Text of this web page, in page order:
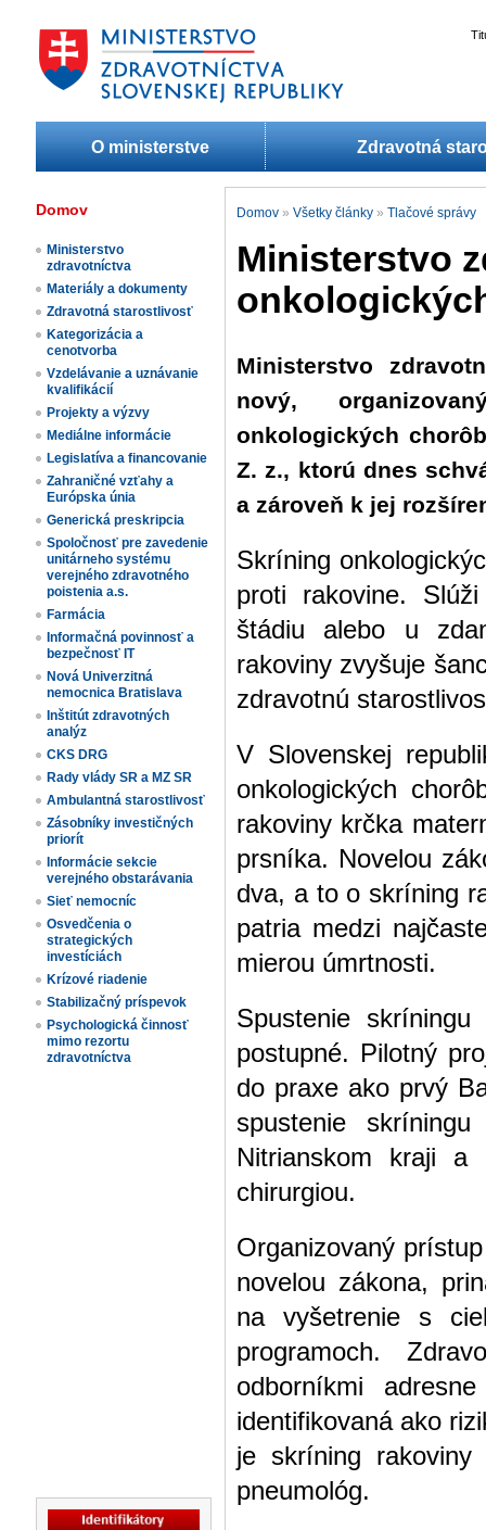
O ministerstve Zdravotná
Domov
Ministerstvo
zdravotníctva
Materiály a dokumenty
Zdravotná starostlivosť
Kategorizácia a
cenotvorba
Vzdelávanie a uznávanie
kvalifikácií
Projekty a výzvy
Mediálne informácie
Legislatíva a financovanie
Zahraničné vzťahy a
Európska únia
Generická preskripcia
Spoločnosť pre zavedenie
unitárneho systému
verejného zdravotného
poistenia a.s.
Farmácia
Informačná povinnosť a
bezpečnosť IT
Nová Univerzitná
nemocnica Bratislava
Inštitút zdravotných
analýz
CKS DRG
Rady vlády SR a MZ SR
Ambulantná starostlivosť
Zásobníky investičných
priorít
Informácie sekcie
verejného obstarávania
Sieť nemocníc
Osvedčenia o
strategických
investíciách
Krízové riadenie
Stabilizačný príspevok
Psychologická činnosť
mimo rezortu
zdravotníctva
Domov » Všetky články » Tlačové správy
Ministerstvo
Ministerstvo
nový,
onkologických
Z. z., ktorú dnes
a zároveň k jej
Skríning
proti rakovine.
štádiu alebo u
rakoviny zvyšuje
zdravotnú
V Slovenskej
onkologických
rakoviny krčka
prsníka. Novelou
dva, a to o skríning
patria medzi
mierou úmrtnosti.
Spustenie
postupné. Pilotný
do praxe ako prvý
spustenie
Nitrianskom kraji a
chirurgiou.
Organizovaný
novelou zákona,
na vyšetrenie s
programoch.
odborníkmi
identifikovaná ako
je skríning
pneumológ.